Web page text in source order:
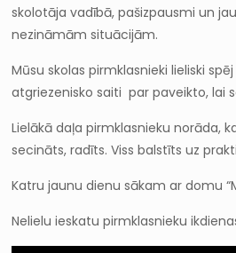
skolotāja vadībā, pašizpausmi un
nezināmām situācijām.
Mūsu skolas pirmklasnieki lieliski
atgriezenisko saiti par paveikto, lai
Lielākā daļa pirmklasnieku norāda,
secināts, radīts. Viss balstīts uz
Katru jaunu dienu sākam ar domu
Nelielu ieskatu pirmklasnieku